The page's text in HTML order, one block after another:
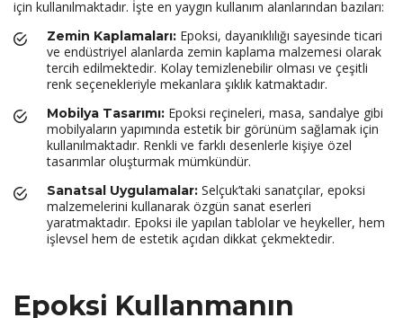
için kullanılmaktadır. İşte en yaygın kullanım alanlarından bazıları:
Zemin Kaplamaları: Epoksi, dayanıklılığı sayesinde ticari
ve endüstriyel alanlarda zemin kaplama malzemesi olarak
tercih edilmektedir. Kolay temizlenebilir olması ve çeşitli
renk seçenekleriyle mekanlara şıklık katmaktadır.
Mobilya Tasarımı: Epoksi reçineleri, masa, sandalye gibi
mobilyaların yapımında estetik bir görünüm sağlamak için
kullanılmaktadır. Renkli ve farklı desenlerle kişiye özel
tasarımlar oluşturmak mümkündür.
Sanatsal Uygulamalar: Selçuk’taki sanatçılar, epoksi
malzemelerini kullanarak özgün sanat eserleri
yaratmaktadır. Epoksi ile yapılan tablolar ve heykeller, hem
işlevsel hem de estetik açıdan dikkat çekmektedir.
Epoksi Kullanmanın